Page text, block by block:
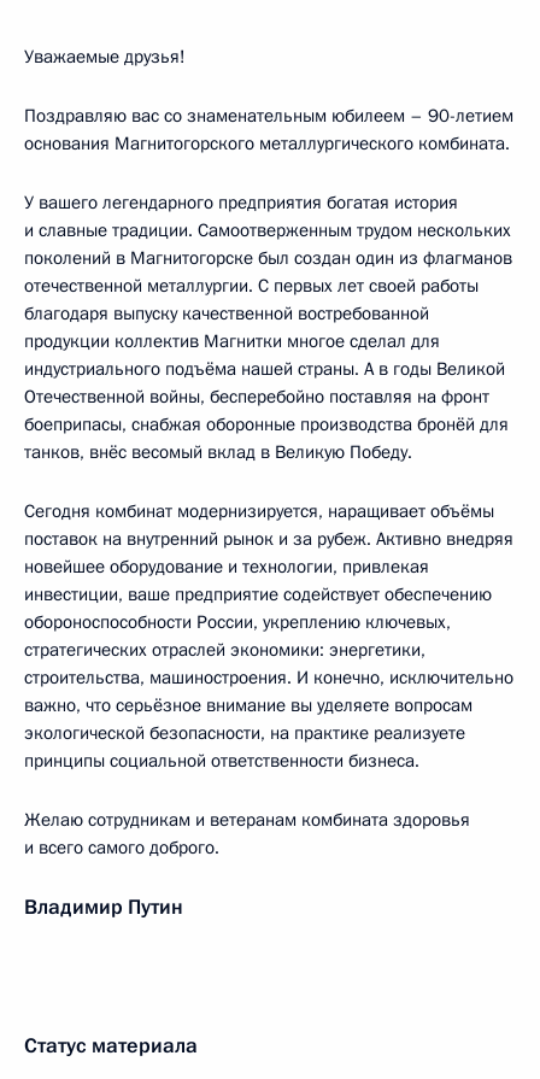
Уважаемые друзья!
Поздравляю вас со знаменательным юбилеем – 90-летием
основания Магнитогорского металлургического комбината.
У вашего легендарного предприятия богатая история
и славные традиции. Самоотверженным трудом нескольких
поколений в Магнитогорске был создан один из флагманов
отечественной металлургии. С первых лет своей работы
благодаря выпуску качественной востребованной
продукции коллектив Магнитки многое сделал для
индустриального подъёма нашей страны. А в годы Великой
Отечественной войны, бесперебойно поставляя на фронт
боеприпасы, снабжая оборонные производства бронёй для
танков, внёс весомый вклад в Великую Победу.
Сегодня комбинат модернизируется, наращивает объёмы
поставок на внутренний рынок и за рубеж. Активно внедряя
новейшее оборудование и технологии, привлекая
инвестиции, ваше предприятие содействует обеспечению
обороноспособности России, укреплению ключевых,
стратегических отраслей экономики: энергетики,
строительства, машиностроения. И конечно, исключительно
важно, что серьёзное внимание вы уделяете вопросам
экологической безопасности, на практике реализуете
принципы социальной ответственности бизнеса.
Желаю сотрудникам и ветеранам комбината здоровья
и всего самого доброго.
Владимир Путин
Статус материала